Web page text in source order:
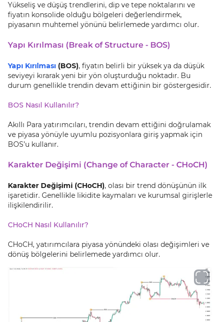
Yükseliş ve düşüş trendlerini, dip ve tepe noktalarını ve
fiyatın konsolide olduğu bölgeleri değerlendirmek,
piyasanın muhtemel yönünü belirlemede yardımcı olur.
Yapı Kırılması (Break of Structure - BOS)
Yapı Kırılması (BOS), fiyatın belirli bir yüksek ya da düşük
seviyeyi kırarak yeni bir yön oluşturduğu noktadır. Bu
durum genellikle trendin devam ettiğinin bir göstergesidir.
BOS Nasıl Kullanılır?
Akıllı Para yatırımcıları, trendin devam ettiğini doğrulamak
ve piyasa yönüyle uyumlu pozisyonlara giriş yapmak için
BOS’u kullanır.
Karakter Değişimi (Change of Character - CHoCH)
Karakter Değişimi (CHoCH), olası bir trend dönüşünün ilk
işaretidir. Genellikle likidite kaymaları ve kurumsal girişlerle
ilişkilendirilir.
CHoCH Nasıl Kullanılır?
CHoCH, yatırımcılara piyasa yönündeki olası değişimleri ve
dönüş bölgelerini belirlemede yardımcı olur.